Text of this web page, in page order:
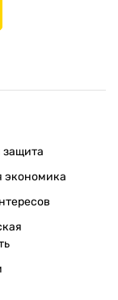
защита
экономика